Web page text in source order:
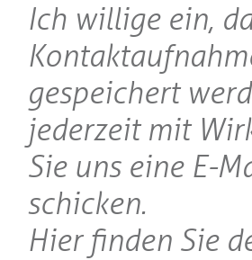
Ich willige ein,
gespeichert
jederzeit mit
Sie uns eine E-
schicken.
Hier finden Sie